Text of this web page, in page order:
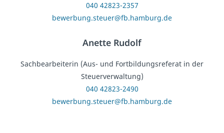
040 42823-2357
bewerbung.steuer@fb.hamburg.de
Anette Rudolf
Sachbearbeiterin (Aus- und Fortbildungsreferat in der
Steuerverwaltung)
040 42823-2490
bewerbung.steuer@fb.hamburg.de